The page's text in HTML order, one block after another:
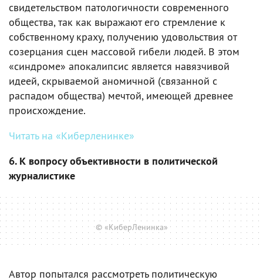
свидетельством патологичности современного
общества, так как выражают его стремление к
собственному краху, получению удовольствия от
созерцания сцен массовой гибели людей. В этом
«синдроме» апокалипсис является навязчивой
идеей, скрываемой аномичной (связанной с
распадом общества) мечтой, имеющей древнее
происхождение.
Читать на «Киберленинке»
6. К вопросу объективности в политической
журналистике
© «КиберЛенинка»
Автор попытался рассмотреть политическую